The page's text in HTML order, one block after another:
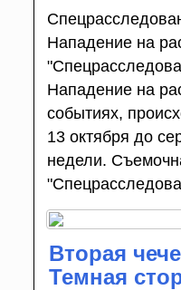
Нападение на
Нападение на
событиях,
13 октября до
недели.
Вторая
Темная